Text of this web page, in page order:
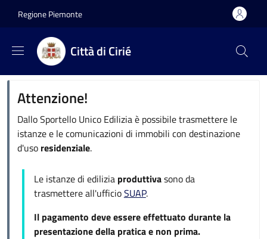
Regione Piemonte
Città di Cirié
Attenzione!
Dallo Sportello Unico Edilizia è possibile trasmettere le
istanze e le comunicazioni di immobili con destinazione
d'uso residenziale.
Le istanze di edilizia produttivasono da
trasmettere all'ufficioSUAP.
Il pagamento deve essere effettuato durante la
presentazione della pratica e non prima.